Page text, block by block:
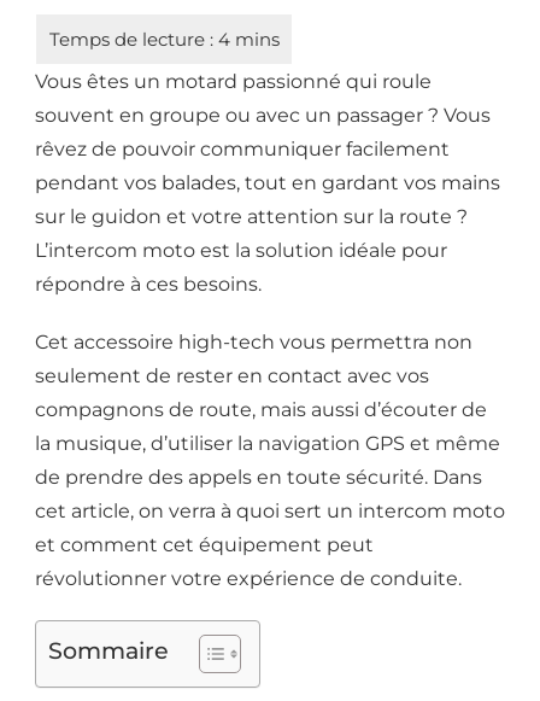
Vous êtes un motard passionné qui roule
souvent en groupe ou avec un passager ? Vous
rêvez de pouvoir communiquer facilement
pendant vos balades, tout en gardant vos mains
sur le guidon et votre attention sur la route ?
L’intercom moto est la solution idéale pour
répondre à ces besoins.
Cet accessoire high-tech vous permettra non
seulement de rester en contact avec vos
compagnons de route, mais aussi d’écouter de
la musique, d’utiliser la navigation GPS et même
de prendre des appels en toute sécurité. Dans
cet article, on verra à quoi sert un intercom moto
et comment cet équipement peut
révolutionner votre expérience de conduite.
Sommaire